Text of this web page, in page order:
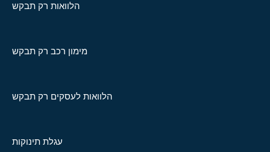
הלוואות רק תבקש
מימון רכב רק תבקש
הלוואות לעסקים רק תבקש
עגלת תינוקות